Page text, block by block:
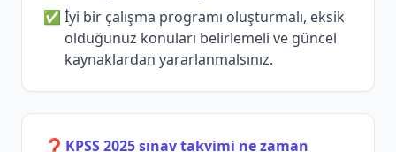
İyi bir çalışma programı oluşturmalı, eksik
olduğunuz konuları belirlemeli ve güncel
kaynaklardan yararlanmalsınız.
KPSS 2025 sınav takvimi ne zaman